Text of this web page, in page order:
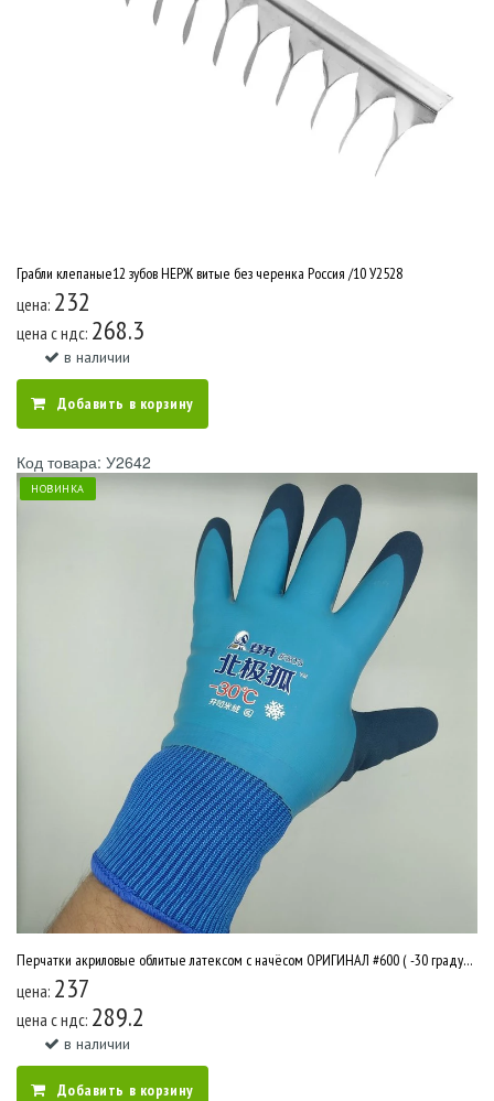
Грабли клепаные12 зубов НЕРЖ витые без черенка Россия /10 У2528
цена: 232
цена c ндс: 268.3
в наличии
Добавить в корзину
Код товара: У2642
НОВИНКА
Перчатки акриловые облитые латексом с начёсом ОРИГИНАЛ #600 ( -30 градусов) 10/400 У2642
цена: 237
цена c ндс: 289.2
в наличии
Добавить в корзину